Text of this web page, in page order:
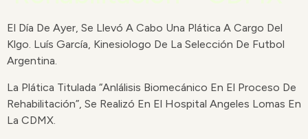
El Día De Ayer, Se Llevó A Cabo Una Plática A Cargo Del
Klgo. Luís García, Kinesiologo De La Selección De Futbol
Argentina.
La Plática Titulada “Anlálisis Biomecánico En El Proceso De
Rehabilitación”, Se Realizó En El Hospital Angeles Lomas En
La CDMX.